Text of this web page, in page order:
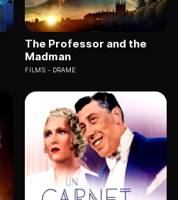
The Professor and the
Madman
FILMS DRAME